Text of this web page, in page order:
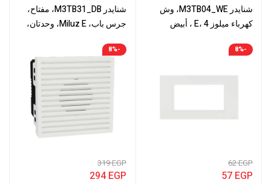
وشوش كهرباء1
شنايدر M3TB04_WE، وش
كهرباء ميلوز E، 4 ، أبيض
-8%
62EGP
57 EGP
وشوش كهرباء
شنايدر M3TB31_DB، مفتاح،
جرس باب، Miluz E، وحدتان،
-8%
319EGP
294EGP